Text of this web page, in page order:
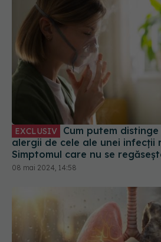
EXCLUSIV Cum putem distinge simptomele unei
alergii de cele ale unei infecții
Simptomul care nu se
Cristian Oancea: Se pot
08 mai 2024, 14:58